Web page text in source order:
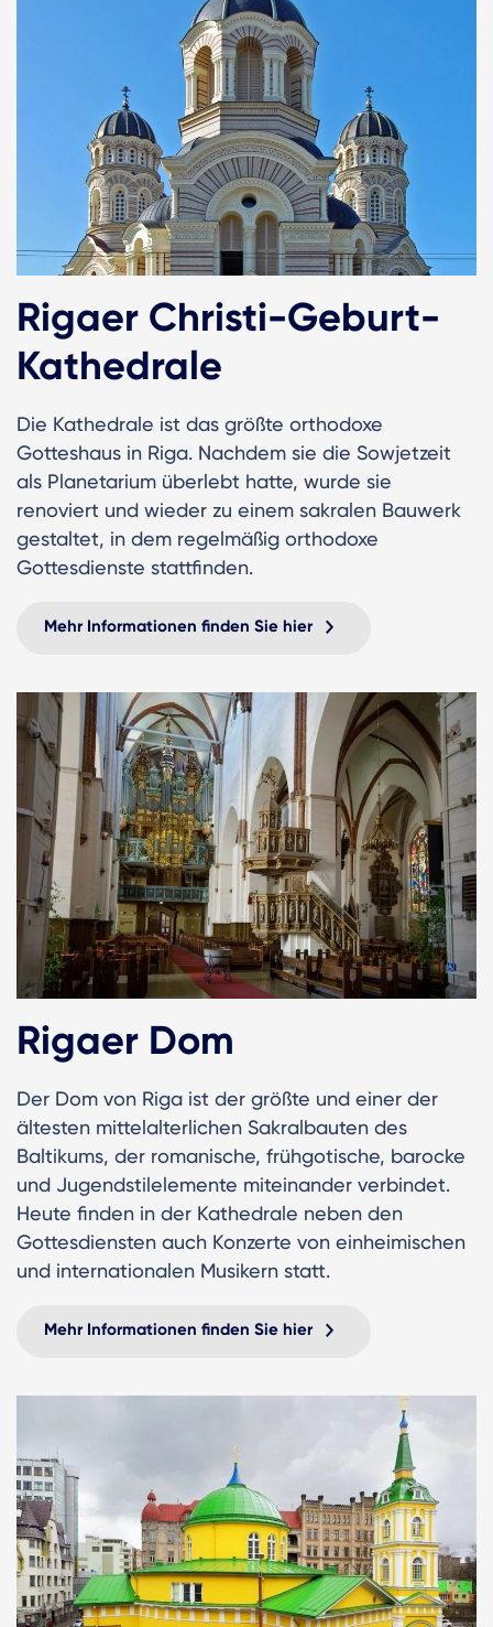
Rigaer Christi-Geburt-
Kathedrale
Die Kathedrale ist das größte orthodoxe
Gotteshaus in Riga. Nachdem sie die Sowjetzeit
als Planetarium überlebt hatte, wurde sie
renoviert und wieder zu einem sakralen Bauwerk
gestaltet, in dem regelmäßig orthodoxe
Gottesdienste stattfinden.
Mehr Informationen finden Sie hier
Rigaer Dom
Der Dom von Riga ist der größte und einer der
ältesten mittelalterlichen Sakralbauten des
Baltikums, der romanische, frühgotische, barocke
und Jugendstilelemente miteinander verbindet.
Heute finden in der Kathedrale neben den
Gottesdiensten auch Konzerte von einheimischen
und internationalen Musikern statt.
Mehr Informationen finden Sie hier